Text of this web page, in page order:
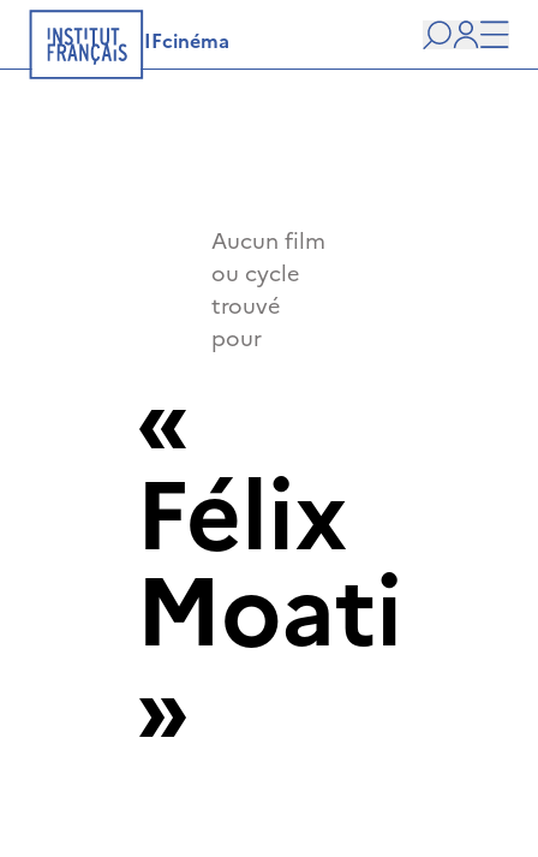
IFcinéma
user
Aucun film
ou cycle
trouvé
pour
«
Félix
Moati
»